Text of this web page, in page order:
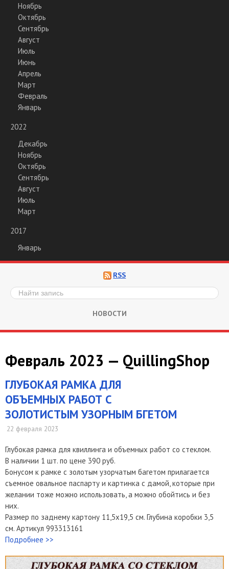
Ноябрь
Октябрь
Сентябрь
Август
Июль
Июнь
Апрель
Март
Февраль
Январь
2022
Декабрь
Ноябрь
Октябрь
Сентябрь
Август
Июль
Март
2017
Январь
RSS
НОВОСТИ
Февраль 2023 — QuillingShop
ГЛУБОКАЯ РАМКА ДЛЯ
ОБЪЕМНЫХ РАБОТ С
ЗОЛОТИСТЫМ УЗОРНЫМ БГЕТОМ
22 февраля 2023
Глубокая рамка для квиллинга и объемных работ со стеклом.
В наличии 1 шт. по цене 390 руб.
Бонусом к рамке с золотым узорчатым багетом прилагается
съемное овальное паспарту и картинка с дамой, которые при
желании тоже можно использовать, а можно обойтись и без
них.
Размер по заднему картону 11,5х19,5 см. Глубина коробки 3,5
см. Артикул 993313161
Подробнее >>